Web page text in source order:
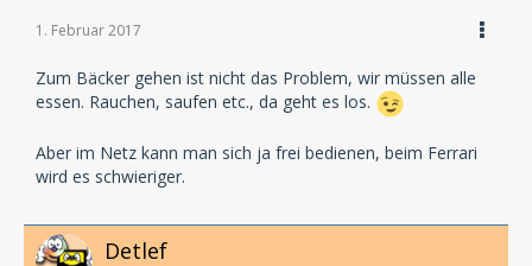
1. Februar 2017
Zum Bäcker gehen ist nicht das Problem, wir müssen alle
essen. Rauchen, saufen etc., da geht es los.
Aber im Netz kann man sich ja frei bedienen, beim Ferrari
wird es schwieriger.
Detlef